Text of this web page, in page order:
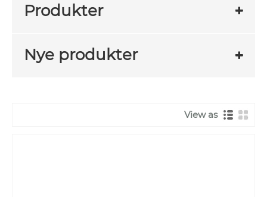
Produkter
Nye produkter
View as